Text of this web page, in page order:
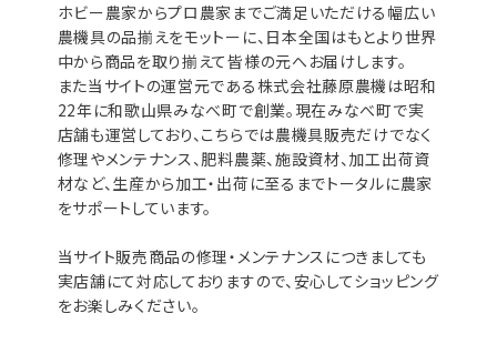
ホビー農家からプロ農家までご満足いただける幅広い
農機具の品揃えをモットーに、日本全国はもとより世界
中から商品を取り揃えて皆様の元へお届けします。
また当サイトの運営元である株式会社藤原農機は昭和
22年に和歌山県みなべ町で創業。現在みなべ町で実
店舗も運営しており、こちらでは農機具販売だけでなく
修理やメンテナンス、肥料農薬、施設資材、加工出荷資
材など、生産から加工・出荷に至るまでトータルに農家
をサポートしています。
当サイト販売商品の修理・メンテナンスにつきましても
実店舗にて対応しておりますので、安心してショッピング
をお楽しみください。